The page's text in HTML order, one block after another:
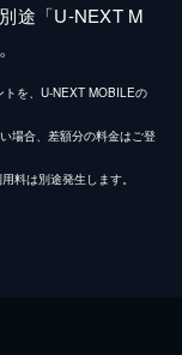
途「U-NEXT M
を、U-NEXT MOBILEの
場合、差額分の料金はご登
料は別途発生します。